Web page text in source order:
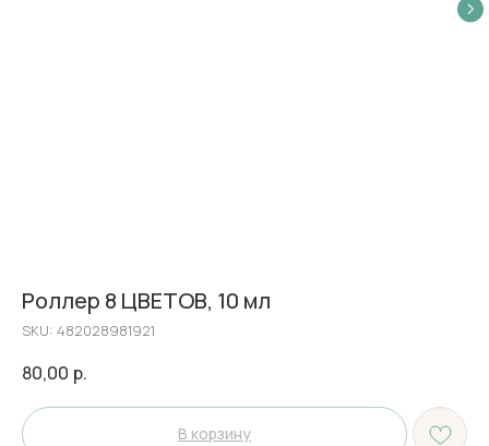
Роллер 8 ЦВЕТОВ, 10 мл
SKU: 482028981921
80,00 р.
В корзину